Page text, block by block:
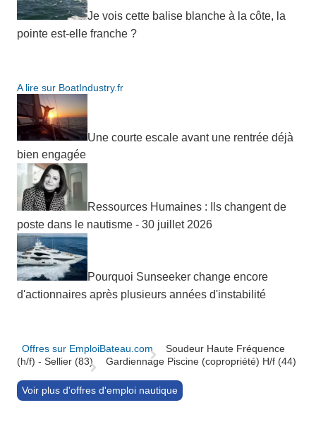
Je vois cette balise blanche à la côte, la
pointe est-elle franche ?
A lire sur BoatIndustry.fr
Une courte escale avant une rentrée déjà
bien engagée
Ressources Humaines : Ils changent de
poste dans le nautisme - 30 juillet 2026
Pourquoi Sunseeker change encore
d'actionnaires après plusieurs années d'instabilité
Offres sur EmploiBateau.com
Soudeur Haute Fréquence
(h/f) - Sellier (83)
Gardiennage Piscine (copropriété) H/f (44)
Voir plus d'offres d'emploi nautique